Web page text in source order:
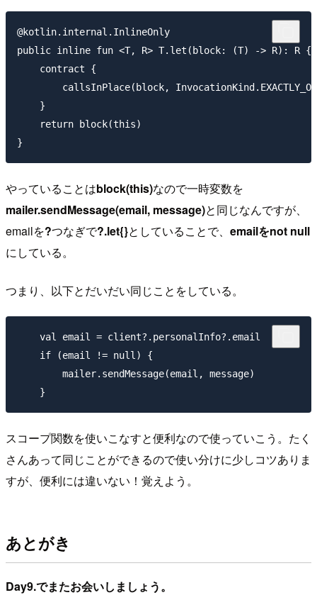
@kotlin.internal.InlineOnly
public inline fun <T, R> T.let(block: (T) -> R): R {
    contract {
callsInPlace(block,
    }
    return block(this)
やっていることはblock(this)なので一時変数を
mailer.sendMessage(email, message)と同じなんですが、
emailを?つなぎで?.let{}としていることで、 emailをnot null
にしている。
つまり、以下とだいだい同じことをしている。
    val email = client?.personalInfo?.email
    if (email != null) {
        mailer.sendMessage(email, message)
スコープ関数を使いこなすと便利なので使っていこう。たく
さんあって同じことができるので使い分けに少しコツありま
すが、便利には違いない！覚えよう。
あとがき
Day9.でまたお会いしましょう。